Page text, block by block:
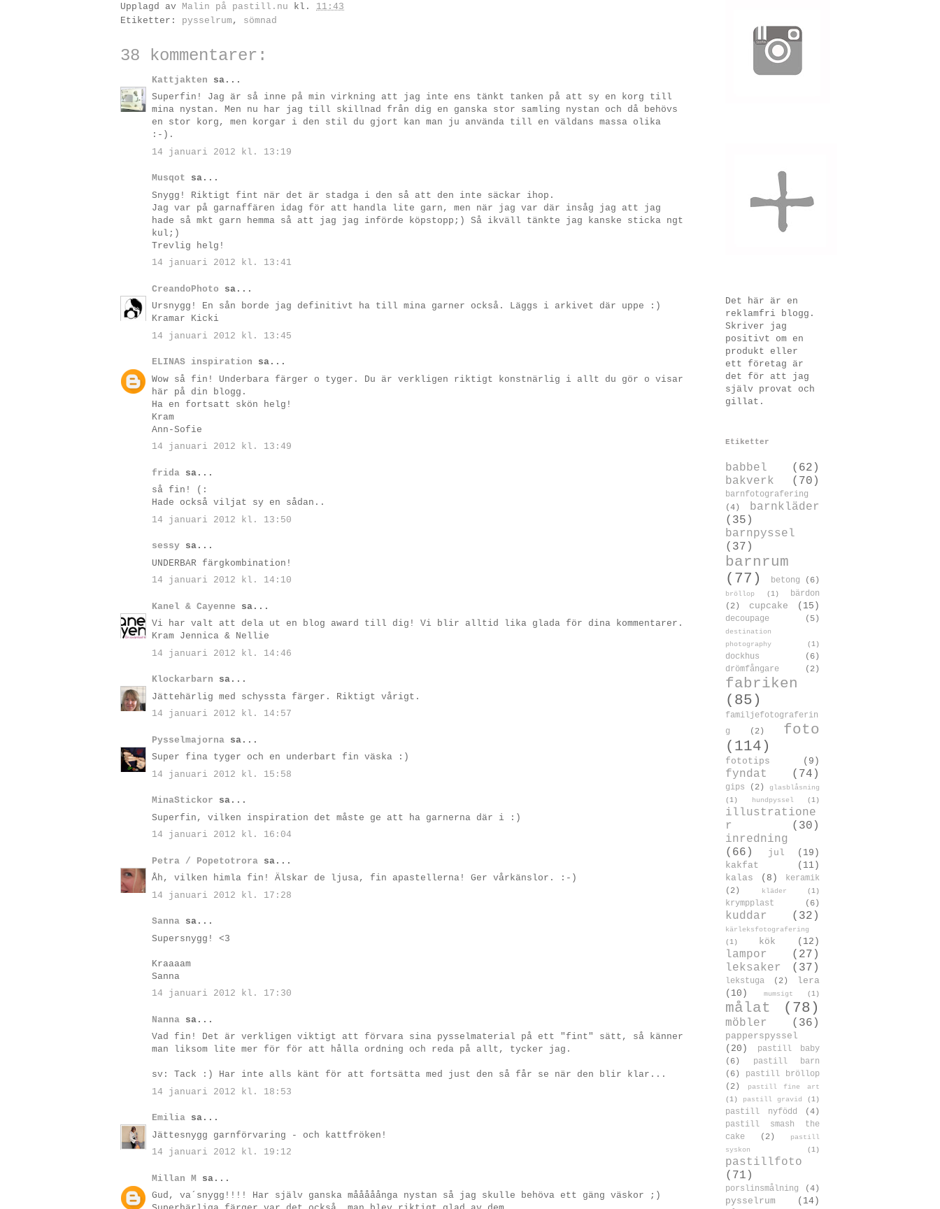
Upplagd av Malin på pastill.nu kl. 11:43
Etiketter: pysselrum , sömnad
38 kommentarer:
Kattjakten sa...
Superfin! Jag är så inne på min virkning att jag inte ens tänkt tanken på att sy en korg till
mina nystan. Men nu har jag till skillnad från dig en ganska stor samling nystan och då behövs
en stor korg, men korgar i den stil du gjort kan man ju använda till en väldans massa olika
:-).
14 januari 2012 kl. 13:19
Musqot sa...
Snygg! Riktigt fint när det är stadga i den så att den inte säckar ihop.
Jag var på garnaffären idag för att handla lite garn, men när jag var där insåg jag att jag
hade så mkt garn hemma så att jag jag införde köpstopp;) Så ikväll tänkte jag kanske sticka ngt
kul;)
Trevlig helg!
14 januari 2012 kl. 13:41
CreandoPhoto sa...
Ursnygg! En sån borde jag definitivt ha till mina garner också. Läggs i arkivet där uppe :)
Kramar Kicki
14 januari 2012 kl. 13:45
ELINAS inspiration sa...
Wow så fin! Underbara färger o tyger. Du är verkligen riktigt konstnärlig i allt du gör o visar
här på din blogg.
Ha en fortsatt skön helg!
Kram
Ann-Sofie
14 januari 2012 kl. 13:49
frida sa...
så fin! (:
Hade också viljat sy en sådan..
14 januari 2012 kl. 13:50
sessy sa...
UNDERBAR färgkombination!
14 januari 2012 kl. 14:10
Kanel & Cayenne sa...
Vi har valt att dela ut en blog award till dig! Vi blir alltid lika glada för dina kommentarer.
Kram Jennica & Nellie
14 januari 2012 kl. 14:46
Klockarbarn sa...
Jättehärlig med schyssta färger. Riktigt vårigt.
14 januari 2012 kl. 14:57
Pysselmajorna sa...
Super fina tyger och en underbart fin väska :)
14 januari 2012 kl. 15:58
MinaStickor sa...
Superfin, vilken inspiration det måste ge att ha garnerna där i :)
14 januari 2012 kl. 16:04
Petra / Popetotrora sa...
Åh, vilken himla fin! Älskar de ljusa, fin apastellerna! Ger vårkänslor. :-)
14 januari 2012 kl. 17:28
Sanna sa...
Supersnygg! <3
Kraaaam
Sanna
14 januari 2012 kl. 17:30
Nanna sa...
Vad fin! Det är verkligen viktigt att förvara sina pysselmaterial på ett "fint" sätt, så känner
man liksom lite mer för för att hålla ordning och reda på allt, tycker jag.
sv: Tack :) Har inte alls känt för att fortsätta med just den så får se när den blir klar...
14 januari 2012 kl. 18:53
Emilia sa...
Jättesnygg garnförvaring - och kattfröken!
14 januari 2012 kl. 19:12
Millan M sa...
Gud, va´snygg!!!! Har själv ganska mååååånga nystan så jag skulle behöva ett gäng väskor ;)
Det här är en
reklamfri blogg.
Skriver jag
positivt om en
produkt eller
ett företag är
det för att jag
själv provat och
gillat.
Etiketter
babbel
(62)
bakverk
(70)
barnfotografering
(4)
barnkläder
(35)
barnpyssel
(37)
barnrum
(77)
betong (6)
bröllop (1)
bärdon
(2)
cupcake (15)
decoupage (5)
destination
photography
(1)
dockhus
(6)
drömfångare
(2)
fabriken
(85)
familjefotograferin
g
(2)
foto
(114)
fototips (9)
fyndat (74)
gips (2)
glasblåsning
(1)
hundpyssel (1)
illustratione
r
(30)
inredning
(66)
jul
(19)
kakfat
(11)
kalas
(8)
keramik
(2)
kläder (1)
krympplast (6)
kuddar (32)
kärleksfotografering
(1)
kök (12)
lampor
(27)
leksaker
(37)
lekstuga (2)
lera
(10)
mumsigt (1)
målat (78)
möbler (36)
papperspyssel
(20)
pastill baby
(6)
pastill barn
(6)
pastill bröllop
(2)
pastill fine art
(1)
pastill gravid (1)
pastill nyfödd
(4)
pastill smash the
cake
(2)
pastill
syskon
(1)
pastillfoto
(71)
porslinsmålning (4)
pysselrum
(14)